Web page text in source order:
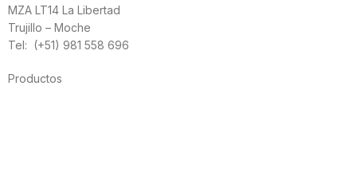
MZA LT14 La Libertad
Trujillo – Moche
Tel: (+51) 981 558 696
Productos